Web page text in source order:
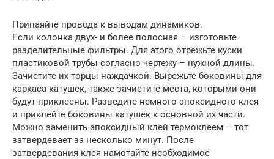
Припаяйте провода к выводам динамиков.
Если колонка двух- и более полосная – изготовьте
разделительные фильтры. Для этого отрежьте куски
пластиковой трубы согласно чертежу – нужной длины.
Зачистите их торцы наждачкой. Вырежьте боковины для
каркаса катушек, также зачистите места, которыми они
будут приклеены. Разведите немного эпоксидного клея
и приклейте боковины катушек к основной их части.
Можно заменить эпоксидный клей термоклеем – тот
затвердевает за несколько минут. После
затвердевания клея намотайте необходимое